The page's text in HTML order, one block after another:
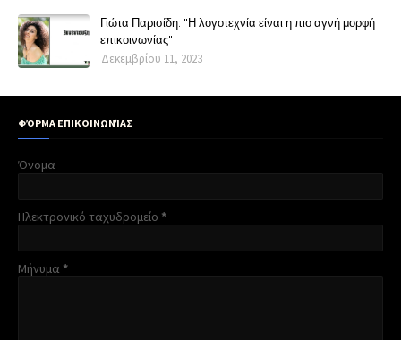
Γιώτα Παρισίδη: "Η λογοτεχνία είναι η πιο αγνή μορφή
επικοινωνίας"
Δεκεμβρίου 11, 2023
ΦΌΡΜΑ ΕΠΙΚΟΙΝΩΝΊΑΣ
Όνομα
Ηλεκτρονικό ταχυδρομείο *
Μήνυμα *